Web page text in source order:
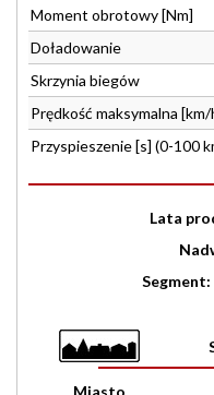
Moment obrotowy [Nm]
Doładowanie
Skrzynia biegów
Prędkość maksymalna [km/
Przyspieszenie [s] (0-100
Lata
Segment:
Miasto